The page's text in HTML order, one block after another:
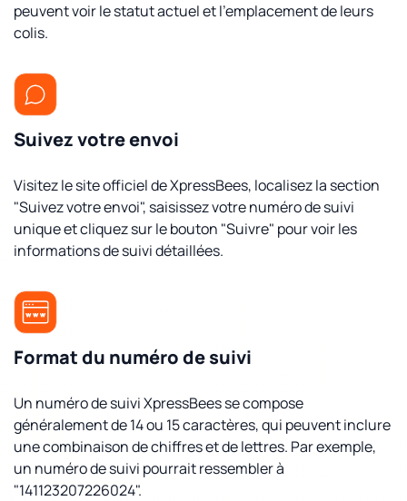
peuvent voir le statut actuel et l'emplacement de leurs
colis.
Suivez votre envoi
Visitez le site officiel de XpressBees, localisez la section
"Suivez votre envoi", saisissez votre numéro de suivi
unique et cliquez sur le bouton "Suivre" pour voir les
informations de suivi détaillées.
Format du numéro de suivi
Un numéro de suivi XpressBees se compose
généralement de 14 ou 15 caractères, qui peuvent inclure
une combinaison de chiffres et de lettres. Par exemple,
un numéro de suivi pourrait ressembler à
"141123207226024".